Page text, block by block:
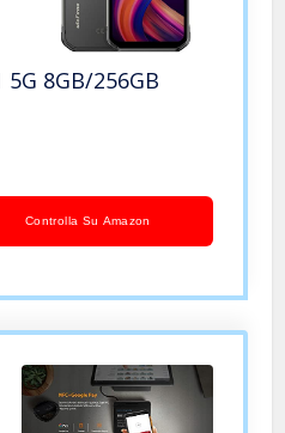
8GB/256GB
Controlla Su Amazon